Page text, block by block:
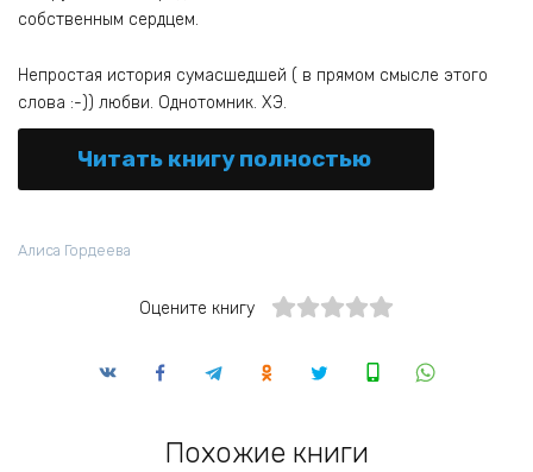
собственным сердцем.
Непростая история сумасшедшей ( в прямом смысле этого
слова :-)) любви. Однотомник. ХЭ.
Читать книгу полностью
Алиса Гордеева
Оцените книгу
Похожие книги